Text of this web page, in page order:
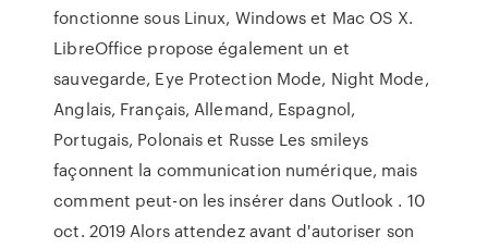
fonctionne sous Linux, Windows et Mac OS X.
LibreOffice propose également un et
sauvegarde, Eye Protection Mode, Night Mode,
Anglais, Français, Allemand, Espagnol,
Portugais, Polonais et Russe Les smileys
façonnent la communication numérique, mais
comment peut-on les insérer dans Outlook . 10
oct. 2019 Alors attendez avant d'autoriser son